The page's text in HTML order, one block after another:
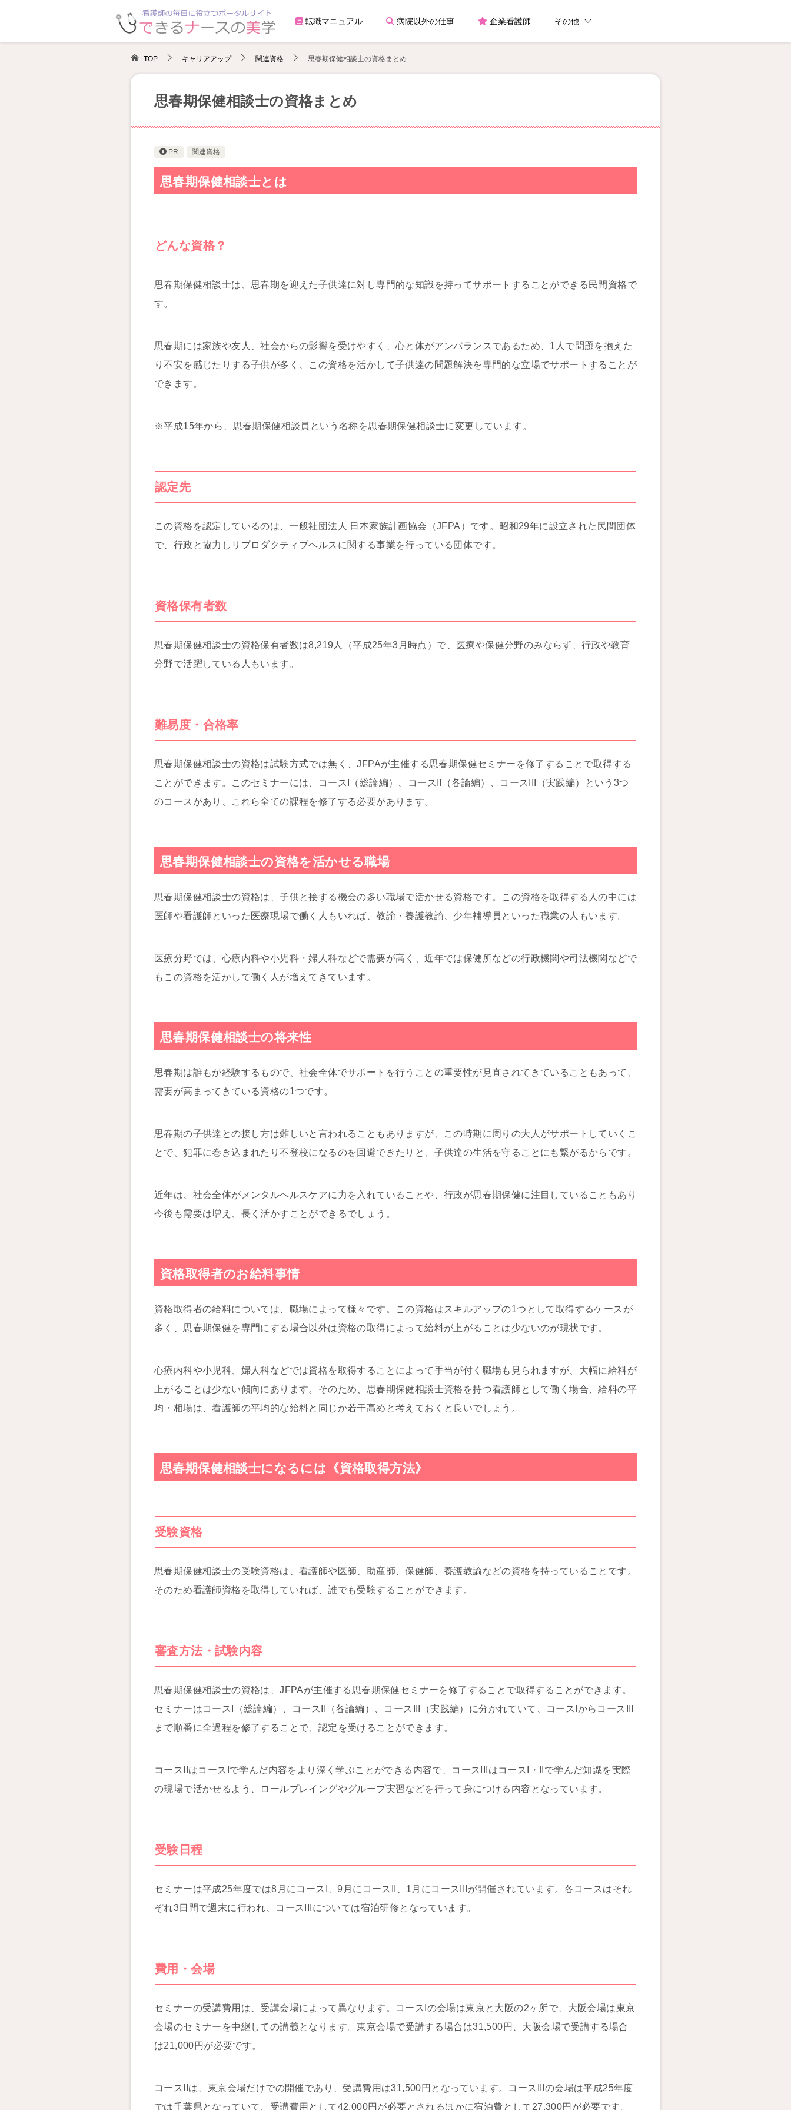
転職マニュアル 病院以外の仕事 企業看護師 その他
TOP キャリアアップ 関連資格 思春期保健相談士の資格まとめ
思春期保健相談士の資格まとめ
PR 関連資格
思春期保健相談士とは
どんな資格？
思春期保健相談士は、思春期を迎えた子供達に対し専門的な知識を持ってサポートすることができる民間資格で
す。
思春期には家族や友人、社会からの影響を受けやすく、心と体がアンバランスであるため、1人で問題を抱えた
り不安を感じたりする子供が多く、この資格を活かして子供達の問題解決を専門的な立場でサポートすることが
できます。
※平成15年から、思春期保健相談員という名称を思春期保健相談士に変更しています。
認定先
この資格を認定しているのは、一般社団法人 日本家族計画協会（JFPA）です。昭和29年に設立された民間団体
で、行政と協力しリプロダクティブヘルスに関する事業を行っている団体です。
資格保有者数
思春期保健相談士の資格保有者数は8,219人（平成25年3月時点）で、医療や保健分野のみならず、行政や教育
分野で活躍している人もいます。
難易度・合格率
思春期保健相談士の資格は試験方式では無く、JFPAが主催する思春期保健セミナーを修了することで取得する
ことができます。このセミナーには、コースI（総論編）、コースII（各論編）、コースIII（実践編）という3つ
のコースがあり、これら全ての課程を修了する必要があります。
思春期保健相談士の資格を活かせる職場
思春期保健相談士の資格は、子供と接する機会の多い職場で活かせる資格です。この資格を取得する人の中には
医師や看護師といった医療現場で働く人もいれば、教諭・養護教諭、少年補導員といった職業の人もいます。
医療分野では、心療内科や小児科・婦人科などで需要が高く、近年では保健所などの行政機関や司法機関などで
もこの資格を活かして働く人が増えてきています。
思春期保健相談士の将来性
思春期は誰もが経験するもので、社会全体でサポートを行うことの重要性が見直されてきていることもあって、
需要が高まってきている資格の1つです。
思春期の子供達との接し方は難しいと言われることもありますが、この時期に周りの大人がサポートしていくこ
とで、犯罪に巻き込まれたり不登校になるのを回避できたりと、子供達の生活を守ることにも繋がるからです。
近年は、社会全体がメンタルヘルスケアに力を入れていることや、行政が思春期保健に注目していることもあり
今後も需要は増え、長く活かすことができるでしょう。
資格取得者のお給料事情
資格取得者の給料については、職場によって様々です。この資格はスキルアップの1つとして取得するケースが
多く、思春期保健を専門にする場合以外は資格の取得によって給料が上がることは少ないのが現状です。
心療内科や小児科、婦人科などでは資格を取得することによって手当が付く職場も見られますが、大幅に給料が
上がることは少ない傾向にあります。そのため、思春期保健相談士資格を持つ看護師として働く場合、給料の平
均・相場は、看護師の平均的な給料と同じか若干高めと考えておくと良いでしょう。
思春期保健相談士になるには《資格取得方法》
受験資格
思春期保健相談士の受験資格は、看護師や医師、助産師、保健師、養護教諭などの資格を持っていることです。
そのため看護師資格を取得していれば、誰でも受験することができます。
審査方法・試験内容
思春期保健相談士の資格は、JFPAが主催する思春期保健セミナーを修了することで取得することができます。
セミナーはコースI（総論編）、コースII（各論編）、コースIII（実践編）に分かれていて、コースIからコースIII
まで順番に全過程を修了することで、認定を受けることができます。
コースIIはコースIで学んだ内容をより深く学ぶことができる内容で、コースIIIはコースI・IIで学んだ知識を実際
の現場で活かせるよう、ロールプレイングやグループ実習などを行って身につける内容となっています。
受験日程
セミナーは平成25年度では8月にコースI、9月にコースII、1月にコースIIIが開催されています。各コースはそれ
ぞれ3日間で週末に行われ、コースIIIについては宿泊研修となっています。
費用・会場
セミナーの受講費用は、受講会場によって異なります。コースIの会場は東京と大阪の2ヶ所で、大阪会場は東京
会場のセミナーを中継しての講義となります。東京会場で受講する場合は31,500円、大阪会場で受講する場合
は21,000円が必要です。
コースIIは、東京会場だけでの開催であり、受講費用は31,500円となっています。コースIIIの会場は平成25年度
では千葉県となっていて、受講費用として42,000円が必要とされるほかに宿泊費として27,300円が必要です。